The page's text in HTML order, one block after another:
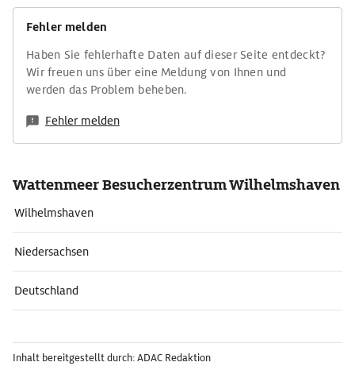
Fehler melden
Haben Sie fehlerhafte Daten auf dieser Seite entdeckt?
Wir freuen uns über eine Meldung von Ihnen und
werden das Problem beheben.
Fehler melden
Wattenmeer Besucherzentrum Wilhelmshaven
Wilhelmshaven
Niedersachsen
Deutschland
Inhalt bereitgestellt durch: ADAC Redaktion